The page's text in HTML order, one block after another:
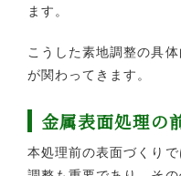
ます。
こうした素地調整の具
が関わってきます。
金属表面処理の
本処理前の表面づくり